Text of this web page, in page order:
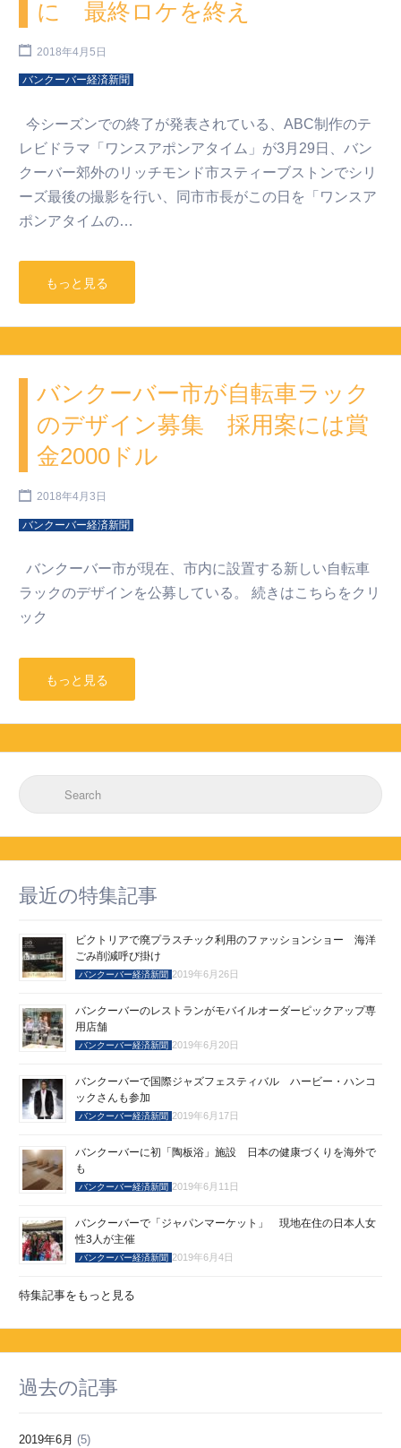
に 最終ロケを終え
2018年4月5日
バンクーバー経済新聞
今シーズンでの終了が発表されている、ABC制作のテ
レビドラマ「ワンスアポンアタイム」が3月29日、バン
クーバー郊外のリッチモンド市スティーブストンでシリ
ーズ最後の撮影を行い、同市市長がこの日を「ワンスア
ポンアタイムの…
もっと見る
バンクーバー市が自転車ラック
のデザイン募集 採用案には賞
金2000ドル
2018年4月3日
バンクーバー経済新聞
バンクーバー市が現在、市内に設置する新しい自転車
ラックのデザインを公募している。 続きはこちらをクリ
ック
もっと見る
Search for:
最近の特集記事
ビクトリアで廃プラスチック利用のファッションショー 海洋
ごみ削減呼び掛け
バンクーバー経済新聞 2019年6月26日
バンクーバーのレストランがモバイルオーダーピックアップ専
用店舗
バンクーバー経済新聞 2019年6月20日
バンクーバーで国際ジャズフェスティバル ハービー・ハンコ
ックさんも参加
バンクーバー経済新聞 2019年6月17日
バンクーバーに初「陶板浴」施設 日本の健康づくりを海外で
も
バンクーバー経済新聞 2019年6月11日
バンクーバーで「ジャパンマーケット」 現地在住の日本人女
性3人が主催
バンクーバー経済新聞 2019年6月4日
特集記事をもっと見る
過去の記事
2019年6月 (5)